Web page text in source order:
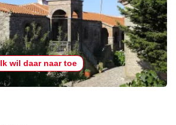
Ik wil daar naar toe